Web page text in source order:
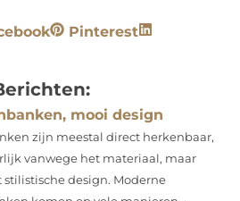
Pinterest
mooi design
zijn meestal direct herkenbaar,
vanwege het materiaal, maar
stilistische design. Moderne